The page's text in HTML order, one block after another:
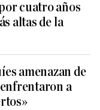
cuatro años
altas de la
amenazan de
a